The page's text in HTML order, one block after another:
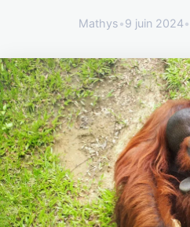
Mathys•9 juin 2024•